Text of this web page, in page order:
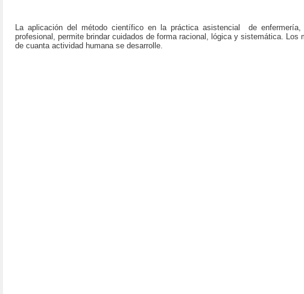
La aplicación del método científico en la práctica asistencial de
profesional, permite brindar cuidados de forma racional, lógica y sistemática.
de cuanta actividad humana se desarrolle.